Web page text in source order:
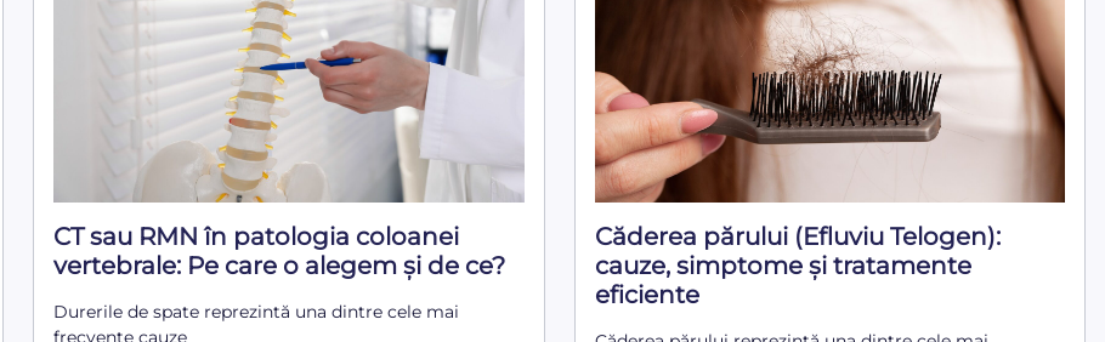
CT sau RMN în patologia coloanei
vertebrale: Pe care o alegem și de ce?
Durerile de spate reprezintă una dintre cele mai
frecvente cauze
Căderea părului (Efluviu Telogen):
cauze, simptome și tratamente
eficiente